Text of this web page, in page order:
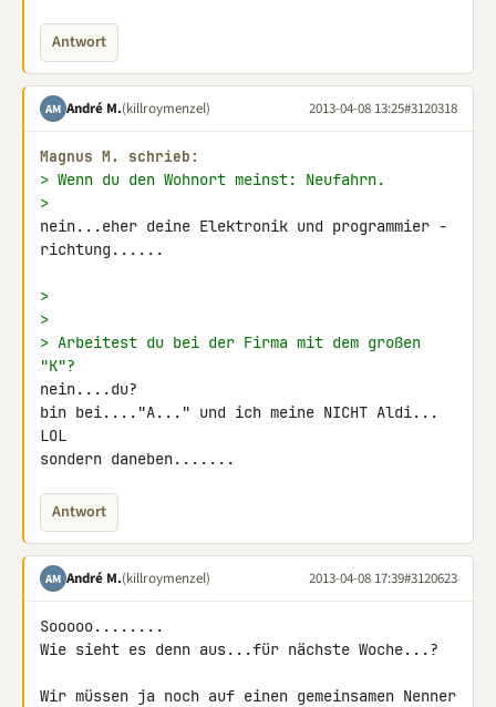
Antwort
AM André M.(killroymenzel) 2013-04-08 13:25#3120318
Magnus M. schrieb:
> Wenn du den Wohnort meinst: Neufahrn.
>
nein...eher deine Elektronik und programmier -
richtung......
>
>
> Arbeitest du bei der Firma mit dem großen
"K"?
nein....du?
bin bei...."A..." und ich meine NICHT Aldi...
LOL
sondern daneben.......
Antwort
AM André M.(killroymenzel) 2013-04-08 17:39#3120623
Sooooo........
Wie sieht es denn aus...für nächste Woche...?
Wir müssen ja noch auf einen gemeinsamen Nenner